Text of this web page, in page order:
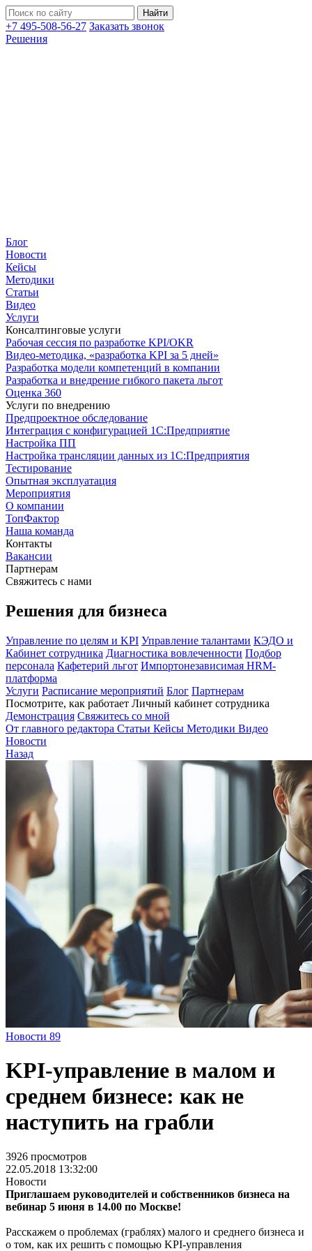
+7 495-508-56-27 Заказать звонок
Решения
Блог
Новости
Кейсы
Методики
Статьи
Видео
Услуги
Консалтинговые услуги
Рабочая сессия по разработке KPI/OKR
Видео-методика, «разработка KPI за 5 дней»
Разработка модели компетенций в компании
Разработка и внедрение гибкого пакета льгот
Оценка 360
Услуги по внедрению
Предпроектное обследование
Интеграция с конфигурацией 1С:Предприятие
Настройка ПП
Настройка трансляции данных из 1С:Предприятия
Тестирование
Опытная эксплуатация
Мероприятия
О компании
ТопФактор
Наша команда
Контакты
Вакансии
Партнерам
Свяжитесь с нами
Решения для бизнеса
Управление по целям и KPI Управление талантами КЭДО и
Кабинет сотрудника Диагностика вовлеченности Подбор
персонала Кафетерий льгот Импортонезависимая HRM-
платформа
Услуги Расписание мероприятий Блог Партнерам
Посмотрите, как работает Личный кабинет сотрудника
Демонстрация Свяжитесь со мной
От главного редактора Статьи Кейсы Методики Видео
Новости
Назад
Новости 89
KPI-управление в малом и
среднем бизнесе: как не
наступить на грабли
3926 просмотров
22.05.2018 13:32:00
Новости
Приглашаем руководителей и собственников бизнеса на
вебинар 5 июня в 14.00 по Москве!
Расскажем о проблемах (граблях) малого и среднего бизнеса и
о том, как их решить с помощью KPI-управления